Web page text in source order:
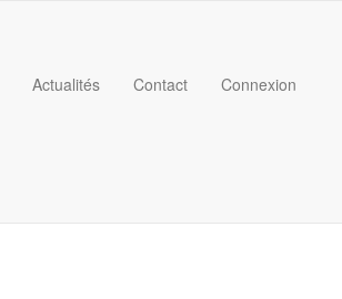
Actualités Contact Connexion